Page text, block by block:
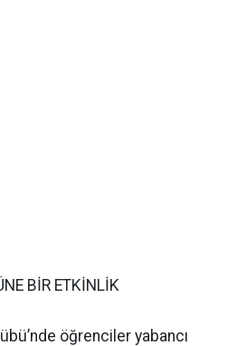
BİR ETKİNLİK
öğrenciler yabancı